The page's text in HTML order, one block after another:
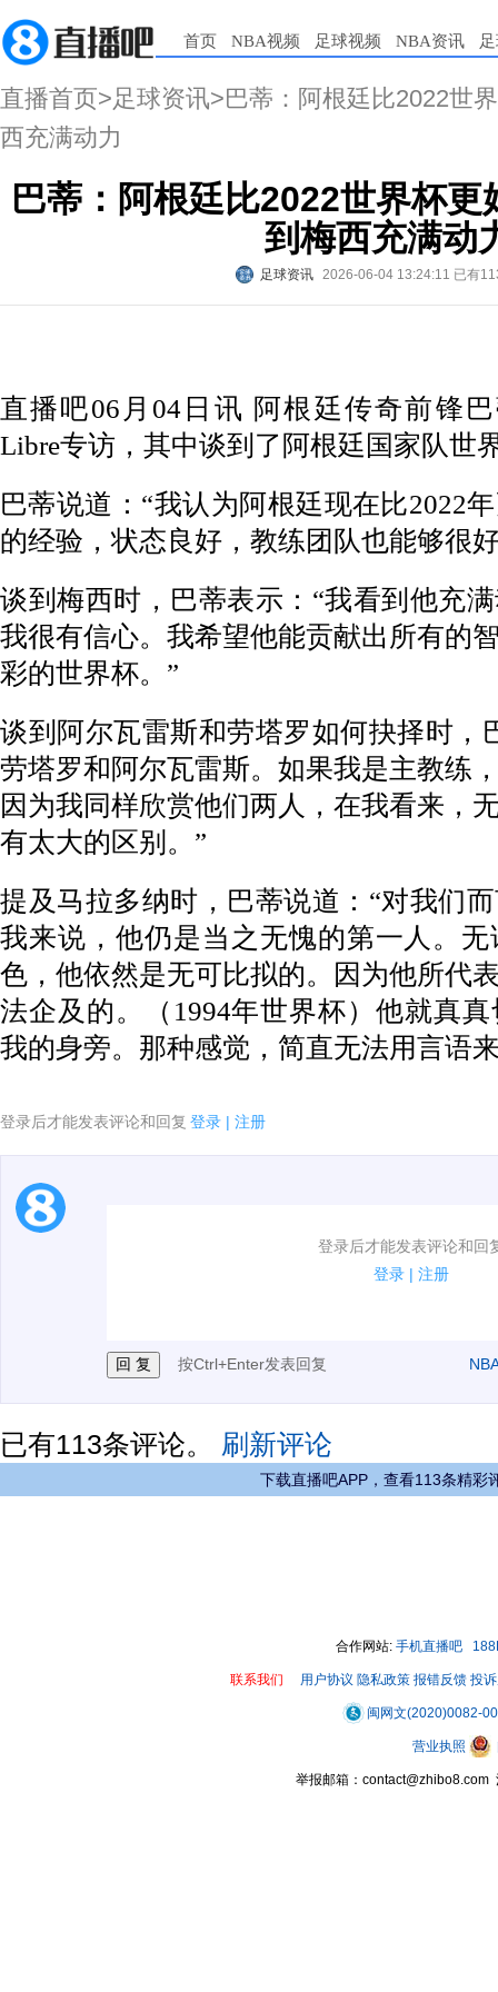
首页 NBA视频 足球视频 NBA资讯
直播首页>足球资讯>巴蒂：阿根廷比2022世
西充满动力
巴蒂：阿根廷比2022世界杯
到梅西充满动
足球资讯 2026-06-04 13:24:11 已有
直播吧06月04日讯 阿根廷传奇前锋
Libre专访，其中谈到了阿根廷国家队世
巴蒂说道：“我认为阿根廷现在比2022
的经验，状态良好，教练团队也能够很
谈到梅西时，巴蒂表示：“我看到他充
我很有信心。我希望他能贡献出所有的
彩的世界杯。”
谈到阿尔瓦雷斯和劳塔罗如何抉择时，
劳塔罗和阿尔瓦雷斯。如果我是主教练
因为我同样欣赏他们两人，在我看来，
有太大的区别。”
提及马拉多纳时，巴蒂说道：“对我们
我来说，他仍是当之无愧的第一人。
色，他依然是无可比拟的。因为他所代
法企及的。（1994年世界杯）他就真
我的身旁。那种感觉，简直无法用言语
登录后才能发表评论和回复 登录 | 注册
登录后才能发表评论和回
登录 | 注册
1.电脑端新用户可以发表评论了！
按Ctrl+Enter发表回复
已有113条评论。 刷新评论
下载直播吧APP，查看113条精彩
合作网站: 手机直播吧
联系我们 用户协议 隐私政策 报错反馈 投
闽网文(2020)0082-
营业执照
举报邮箱：